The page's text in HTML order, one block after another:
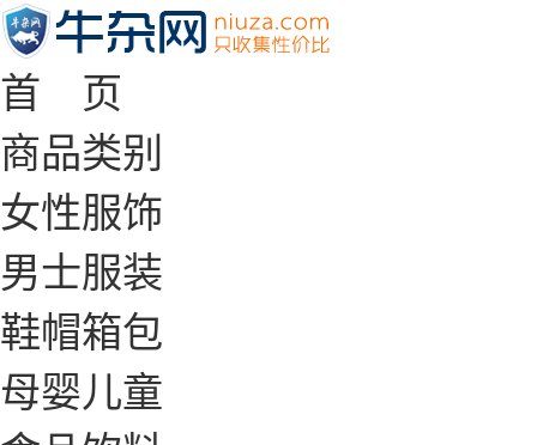
首 页
商品类别
女性服饰
男士服装
鞋帽箱包
母婴儿童